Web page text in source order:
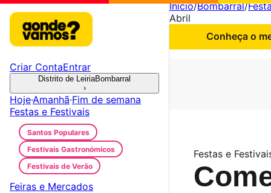
Início/Bombarral/
Abril
Conheça o
Festas e
Criar ContaEntrar
Distrito de LeiriaBombarral
›
Hoje·Amanhã·Fim de semana
Festas e Festivais
Santos Populares
Festivais Gastronómicos
Festivais de Verão
Feiras e Mercados